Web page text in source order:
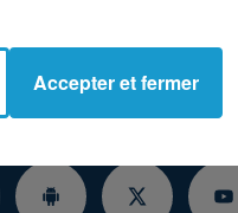
RENDEZ-VOUS
Accepter et fermer